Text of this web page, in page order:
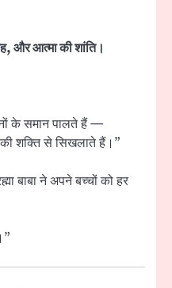
और आत्मा की शांति।
के समान पालते हैं —
शक्ति से सिखलाते हैं।”
बाबा ने अपने बच्चों को हर